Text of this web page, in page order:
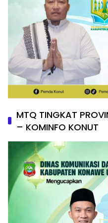
MTQ TINGKAT
– KOMINFO KONUT